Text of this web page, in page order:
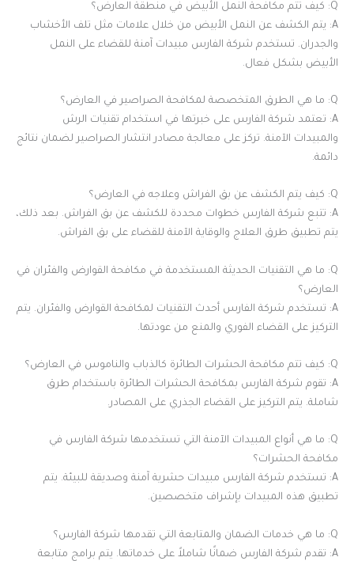
Q: كيف تتم مكافحة النمل الأبيض في منطقة العارض؟
A: يتم الكشف عن النمل الأبيض من خلال علامات مثل تلف الأخشاب
والجدران. تستخدم شركة الفارس مبيدات آمنة للقضاء على النمل
الأبيض بشكل فعال.
Q: ما هي الطرق المتخصصة لمكافحة الصراصير في العارض؟
A: تعتمد شركة الفارس على خبرتها في استخدام تقنيات الرش
والمبيدات الآمنة. تركز على معالجة مصادر انتشار الصراصير لضمان نتائج
دائمة.
Q: كيف يتم الكشف عن بق الفراش وعلاجه في العارض؟
A: تتبع شركة الفارس خطوات محددة للكشف عن بق الفراش. بعد ذلك،
يتم تطبيق طرق العلاج والوقاية الآمنة للقضاء على بق الفراش.
Q: ما هي التقنيات الحديثة المستخدمة في مكافحة القوارض والفئران في
العارض؟
A: تستخدم شركة الفارس أحدث التقنيات لمكافحة القوارض والفئران. يتم
التركيز على القضاء الفوري والمنع من عودتها.
Q: كيف تتم مكافحة الحشرات الطائرة كالذباب والناموس في العارض؟
A: تقوم شركة الفارس بمكافحة الحشرات الطائرة باستخدام طرق
شاملة. يتم التركيز على القضاء الجذري على المصادر.
Q: ما هي أنواع المبيدات الآمنة التي تستخدمها شركة الفارس في
مكافحة الحشرات؟
A: تستخدم شركة الفارس مبيدات حشرية آمنة وصديقة للبيئة. يتم
تطبيق هذه المبيدات بإشراف متخصصين.
Q: ما هي خدمات الضمان والمتابعة التي تقدمها شركة الفارس؟
A: تقدم شركة الفارس ضمانًا شاملاً على خدماتها. يتم برامج متابعة